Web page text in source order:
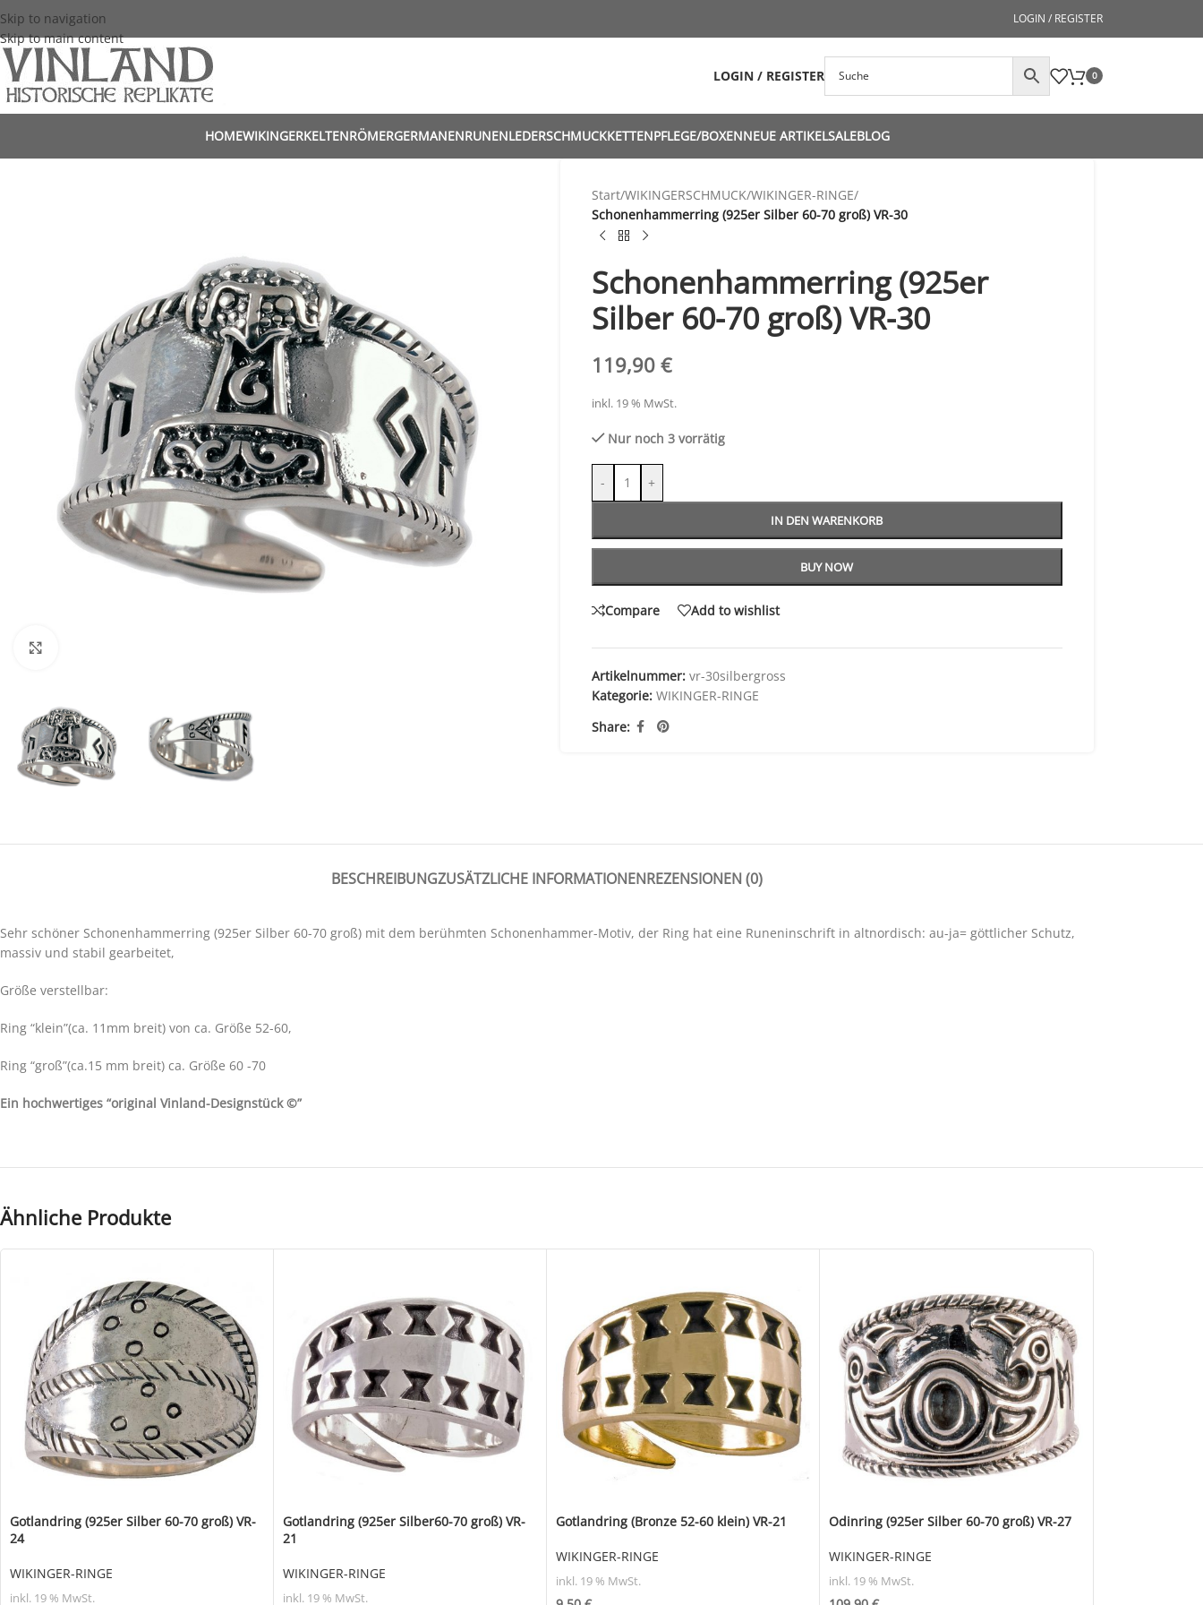
Skip to navigation
Skip to main content
LOGIN / REGISTER
LOGIN / REGISTER 0
HOMEWIKINGERKELTENRÖMERGERMANENRUNENLEDERSCHMUCKKETTENPFLEGE/BOXENNEUE ARTIKELSALEBLOG
Start/WIKINGERSCHMUCK/WIKINGER-RINGE/
Schonenhammerring (925er Silber 60-70 groß) VR-30
Schonenhammerring (925er
Silber 60-70 groß) VR-30
119,90 €
inkl. 19 % MwSt.
Nur noch 3 vorrätig
- +
IN DEN WARENKORB
BUY NOW
Compare Add to wishlist
Artikelnummer: vr-30silbergross
Kategorie: WIKINGER-RINGE
Share:
BESCHREIBUNGZUSÄTZLICHE INFORMATIONENREZENSIONEN (0)
Sehr schöner Schonenhammerring (925er Silber 60-70 groß) mit dem berühmten Schonenhammer-Motiv, der Ring hat eine Runeninschrift in altnordisch: au-ja= göttlicher Schutz,
massiv und stabil gearbeitet,
Größe verstellbar:
Ring “klein”(ca. 11mm breit) von ca. Größe 52-60,
Ring “groß”(ca.15 mm breit) ca. Größe 60 -70
Ein hochwertiges “original Vinland-Designstück ©”
Ähnliche Produkte
Gotlandring (925er Silber 60-70 groß) VR-
24
WIKINGER-RINGE
inkl. 19 % MwSt.
Gotlandring (925er Silber60-70 groß) VR-
21
WIKINGER-RINGE
inkl. 19 % MwSt.
Gotlandring (Bronze 52-60 klein) VR-21
WIKINGER-RINGE
inkl. 19 % MwSt.
Odinring (925er Silber 60-70 groß) VR-27
WIKINGER-RINGE
inkl. 19 % MwSt.